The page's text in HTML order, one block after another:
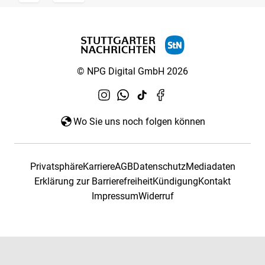
© NPG Digital GmbH 2026
Wo Sie uns noch folgen können
PrivatsphäreKarriereAGBDatenschutzMediadaten
Erklärung zur BarrierefreiheitKündigungKontakt
ImpressumWiderruf